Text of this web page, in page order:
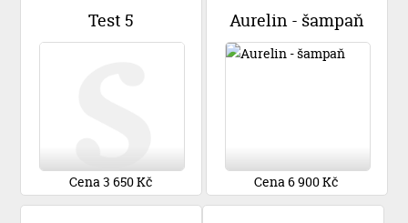
Test 5
Cena 3 650 Kč
Aurelin - šampaň
Cena 6 900 Kč